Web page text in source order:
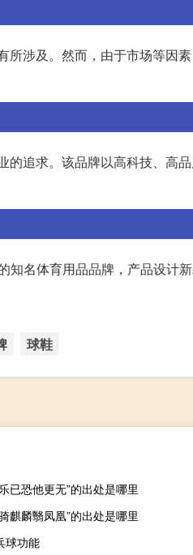
涉及。然而，由于市场等因
追求。该品牌以高科技、高
名体育用品品牌，产品设计
球鞋
已恐他更无”的出处是哪里
麒麟翳凤凰”的出处是哪里
球功能